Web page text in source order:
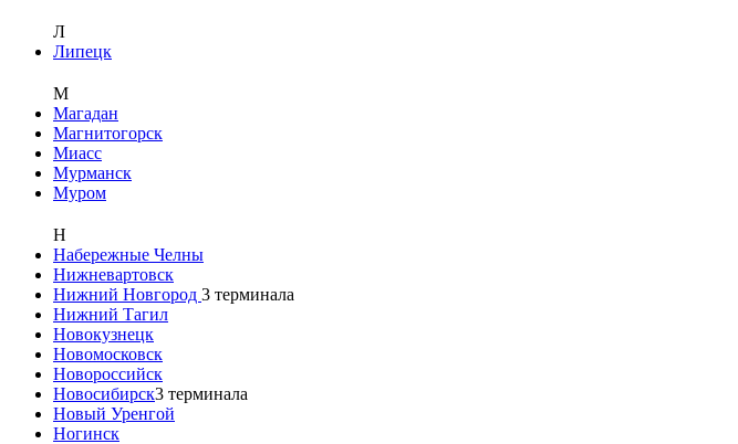
Л
Липецк
М
Магадан
Магнитогорск
Миасс
Мурманск
Муром
Н
Набережные Челны
Нижневартовск
Нижний Новгород 3 терминала
Нижний Тагил
Новокузнецк
Новомосковск
Новороссийск
Новосибирск3 терминала
Новый Уренгой
Ногинск